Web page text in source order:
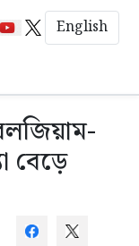
English
বেড়ে